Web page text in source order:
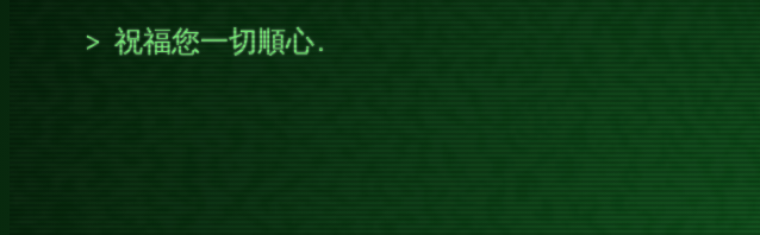
祝福您一切順心.